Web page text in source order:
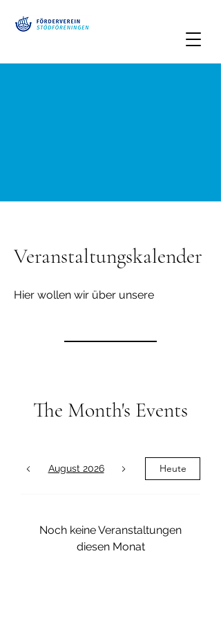
Veranstaltungskalender
Hier wollen wir über unsere
The Month's Events
August 2026 Heute
Noch keine Veranstaltungen
diesen Monat